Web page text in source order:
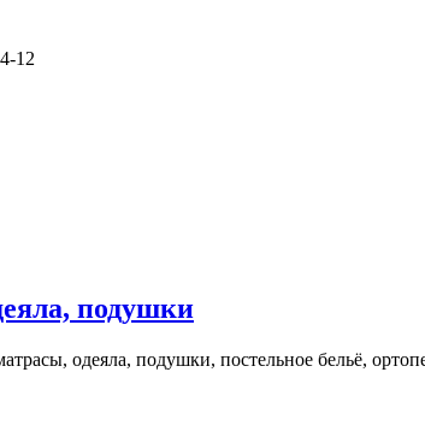
12
подушки
одеяла, подушки, постельное бельё,